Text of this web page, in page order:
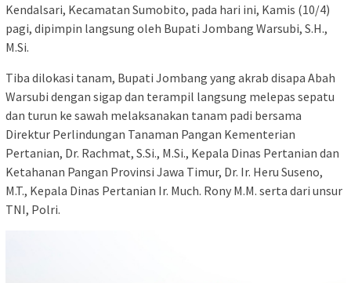
Kendalsari, Kecamatan Sumobito, pada hari ini, Kamis (10/4)
pagi, dipimpin langsung oleh Bupati Jombang Warsubi, S.H.,
M.Si.
Tiba dilokasi tanam, Bupati Jombang yang akrab disapa Abah
Warsubi dengan sigap dan terampil langsung melepas sepatu
dan turun ke sawah melaksanakan tanam padi bersama
Direktur Perlindungan Tanaman Pangan Kementerian
Pertanian, Dr. Rachmat, S.Si., M.Si., Kepala Dinas Pertanian dan
Ketahanan Pangan Provinsi Jawa Timur, Dr. Ir. Heru Suseno,
M.T., Kepala Dinas Pertanian Ir. Much. Rony M.M. serta dari unsur
TNI, Polri.